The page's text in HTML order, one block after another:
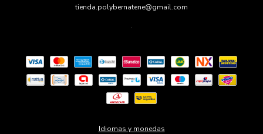
tienda.polybernatene@gmail.com
.
Idiomas y monedas